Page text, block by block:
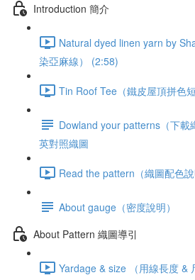
Introduction 簡介
Natural dyed linen yarn by
染亞麻線） (2:58)
Tin Roof Tee（鐵皮屋頂拼色
Dowland your patterns（下載
英對照織圖
Read the pattern（織圖配色
About gauge（密度說明）
About Pattern 織圖導引
Yardage & size （用線長度 &